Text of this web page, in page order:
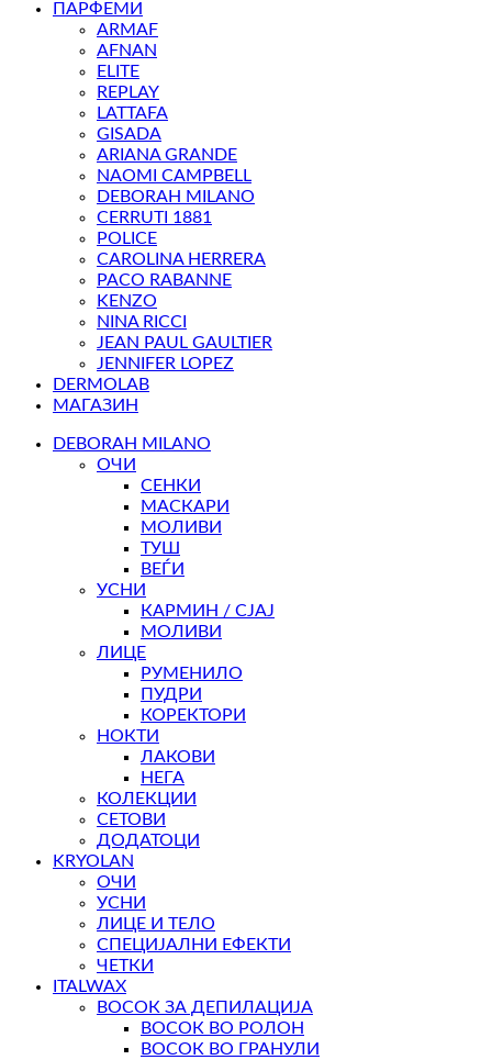
ПАРФЕМИ
ARMAF
AFNAN
ELITE
REPLAY
LATTAFA
GISADA
ARIANA GRANDE
NAOMI CAMPBELL
DEBORAH MILANO
CERRUTI 1881
POLICE
CAROLINA HERRERA
PACO RABANNE
KENZO
NINA RICCI
JEAN PAUL GAULTIER
JENNIFER LOPEZ
DERMOLAB
МАГАЗИН
DEBORAH MILANO
ОЧИ
СЕНКИ
МАСКАРИ
МОЛИВИ
ТУШ
ВЕЃИ
УСНИ
КАРМИН / СЈАЈ
МОЛИВИ
ЛИЦЕ
РУМЕНИЛО
ПУДРИ
КОРЕКТОРИ
НОКТИ
ЛАКОВИ
НЕГА
КОЛЕКЦИИ
СЕТОВИ
ДОДАТОЦИ
KRYOLAN
ОЧИ
УСНИ
ЛИЦЕ И ТЕЛО
СПЕЦИЈАЛНИ ЕФЕКТИ
ЧЕТКИ
ITALWAX
ВОСОК ЗА ДЕПИЛАЦИЈА
ВОСОК ВО РОЛОН
ВОСОК ВО ГРАНУЛИ